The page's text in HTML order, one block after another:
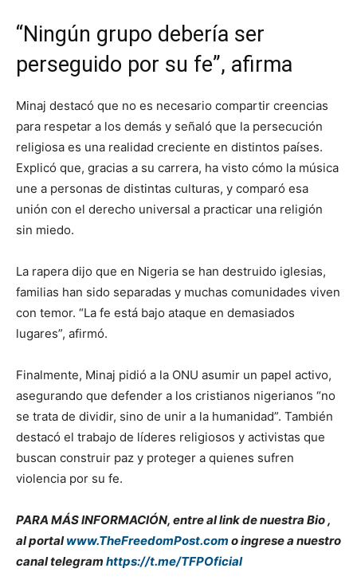
“Ningún grupo debería ser
perseguido por su fe”, afirma
Minaj destacó que no es necesario compartir creencias
para respetar a los demás y señaló que la persecución
religiosa es una realidad creciente en distintos países.
Explicó que, gracias a su carrera, ha visto cómo la música
une a personas de distintas culturas, y comparó esa
unión con el derecho universal a practicar una religión
sin miedo.
La rapera dijo que en Nigeria se han destruido iglesias,
familias han sido separadas y muchas comunidades viven
con temor. “La fe está bajo ataque en demasiados
lugares”, afirmó.
Finalmente, Minaj pidió a la ONU asumir un papel activo,
asegurando que defender a los cristianos nigerianos “no
se trata de dividir, sino de unir a la humanidad”. También
destacó el trabajo de líderes religiosos y activistas que
buscan construir paz y proteger a quienes sufren
violencia por su fe.
PARA MÁS INFORMACIÓN, entre al link de nuestra Bio ,
al portalwww.TheFreedomPost.com o ingrese a nuestro
canal telegram https://t.me/TFPOficial